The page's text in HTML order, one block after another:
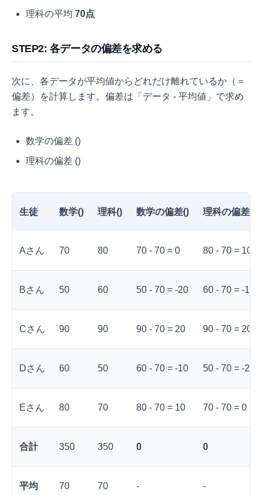
理科の平均 70点
STEP2: 各データの偏差を求める
次に、各データが平均値からどれだけ離れているか（＝
偏差）を計算します。偏差は「データ - 平均値」で求め
ます。
数学の偏差 ()
理科の偏差 ()
生徒 数学() 理科() 数学の偏差() 理科の偏差(
Aさん 70 80 70 - 70 = 0 80 - 70 = 10
Bさん 50 60 50 - 70 = -20 60 - 70 = -10
Cさん 90 90 90 - 70 = 20 90 - 70 = 20
Dさん 60 50 60 - 70 = -10 50 - 70 = -20
Eさん 80 70 80 - 70 = 10 70 - 70 = 0
合計 350 350 0 0
平均 70 70 - -